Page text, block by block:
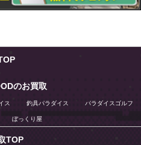
のお買取
ス 釣具パラダイス パラダイスゴルフ
ぼっくり屋
TOP